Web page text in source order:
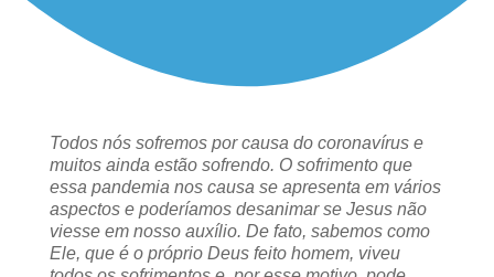
Todos nós sofremos por causa do coronavírus e
muitos ainda estão sofrendo. O sofrimento que
essa pandemia nos causa se apresenta em vários
aspectos e poderíamos desanimar se Jesus não
viesse em nosso auxílio. De fato, sabemos como
Ele, que é o próprio Deus feito homem, viveu